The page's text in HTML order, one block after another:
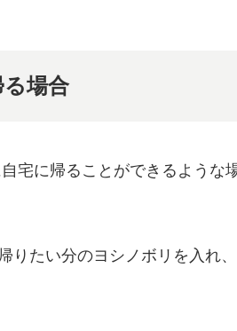
場合
宅に帰ることができるような
りたい分のヨシノボリを入れ、